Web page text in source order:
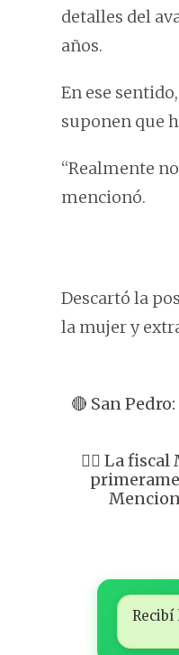
detalles del
años.
En ese
suponen que
“Realmente
mencionó.
Descartó la
la mujer y
🔴 San
👉🏼 La
Recibí